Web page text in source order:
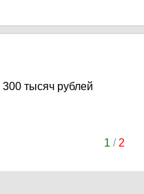
300 тысяч рублей
1 / 2